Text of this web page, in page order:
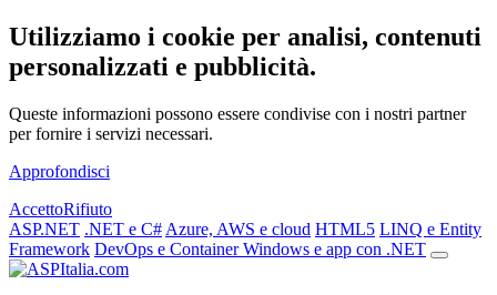
Utilizziamo i cookie per analisi, contenuti
personalizzati e pubblicità.
Queste informazioni possono essere condivise con i nostri partner
per fornire i servizi necessari.
Approfondisci
AccettoRifiuto
ASP.NET .NET e C# Azure, AWS e cloud HTML5 LINQ e Entity
Framework DevOps e ContainerWindows e app con .NET